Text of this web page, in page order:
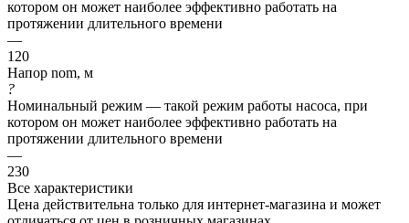
котором он может наиболее эффективно работать на
протяжении длительного времени
—
120
Напор nom, м
?
Номинальный режим — такой режим работы насоса, при
котором он может наиболее эффективно работать на
протяжении длительного времени
—
230
Все характеристики
Цена действительна только для интернет-магазина и может